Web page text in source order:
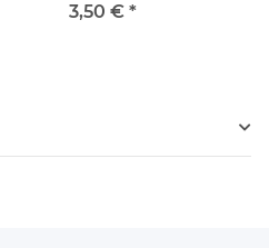
3,50 € *